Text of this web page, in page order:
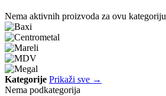
Nema aktivnih proizvoda za ovu kategoriju
Kategorije Prikaži sve →
Nema podkategorija